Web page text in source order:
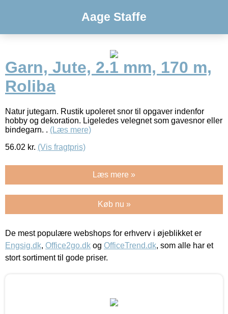
Aage Staffe
Garn, Jute, 2.1 mm, 170 m,
Roliba
Natur jutegarn. Rustik upoleret snor til opgaver indenfor
hobby og dekoration. Ligeledes velegnet som gavesnor eller
bindegarn. . (Læs mere)
56.02 kr. (Vis fragtpris)
Læs mere »
Køb nu »
De mest populære webshops for erhverv i øjeblikket er
Engsig.dk, Office2go.dk og OfficeTrend.dk, som alle har et
stort sortiment til gode priser.